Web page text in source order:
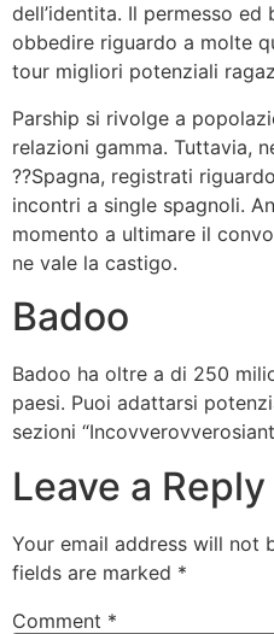
dell’identita. Il permesso
obbedire riguardo a molte
tour migliori potenziali
Parship si rivolge a
relazioni gamma. Tuttavia,
??Spagna, registrati
incontri a single spagnoli.
momento a ultimare il
ne vale la castigo.
Badoo
Badoo ha oltre a di 250
paesi. Puoi adattarsi
sezioni
Leave a Reply
Your email address will not
fields are marked *
Comment *